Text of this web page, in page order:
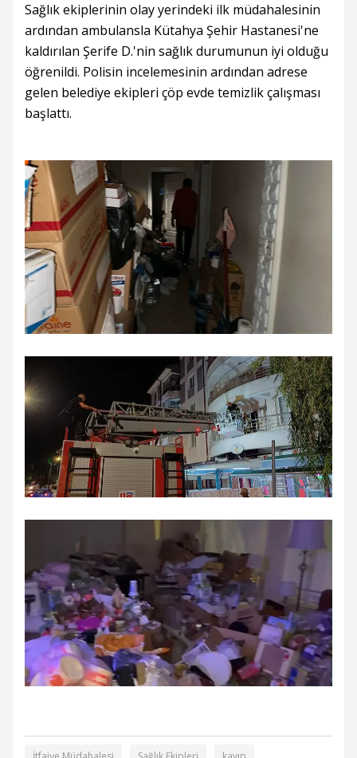
Sağlık ekiplerinin olay yerindeki ilk müdahalesinin
ardından ambulansla Kütahya Şehir Hastanesi'ne
kaldırılan Şerife D.'nin sağlık durumunun iyi olduğu
öğrenildi. Polisin incelemesinin ardından adrese
gelen belediye ekipleri çöp evde temizlik çalışması
başlattı.